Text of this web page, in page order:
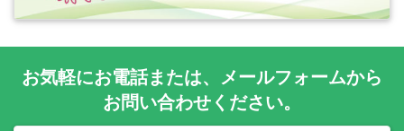
お気軽にお電話または、 メールフォームから
お問い合わせください。